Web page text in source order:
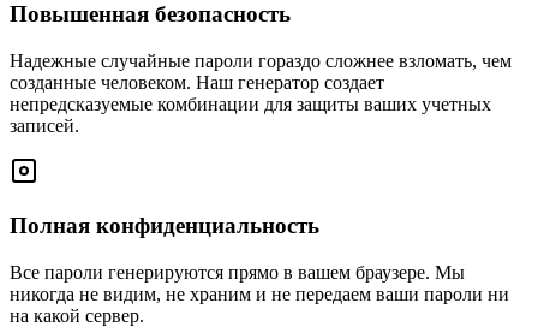
Повышенная безопасность
Надежные случайные пароли гораздо сложнее взломать, чем
созданные человеком. Наш генератор создает
непредсказуемые комбинации для защиты ваших учетных
записей.
Полная конфиденциальность
Все пароли генерируются прямо в вашем браузере. Мы
никогда не видим, не храним и не передаем ваши пароли ни
на какой сервер.